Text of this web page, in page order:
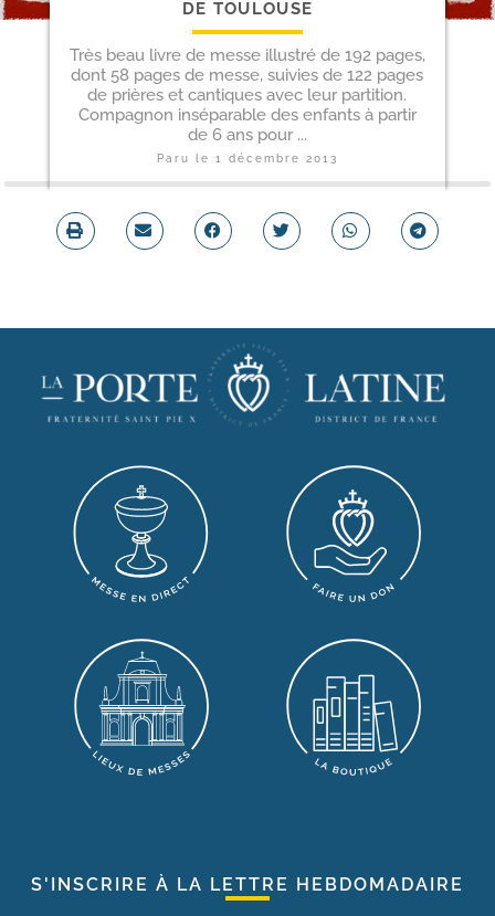
DE TOULOUSE
Très beau livre de messe illustré de 192 pages,
dont 58 pages de messe, suivies de 122 pages
de prières et cantiques avec leur partition.
Compagnon inséparable des enfants à partir
de 6 ans pour ...
Paru le 1 décembre 2013
S'INSCRIRE À LA LETTRE HEBDOMADAIRE